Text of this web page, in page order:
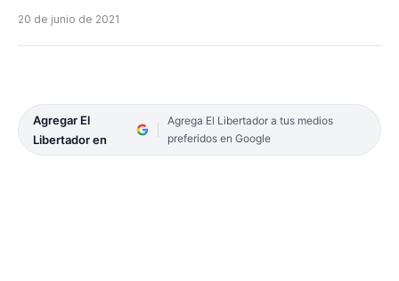
20 de junio de 2021
Agregar El
Libertador en
Agrega El Libertador a tus medios
preferidos en Google